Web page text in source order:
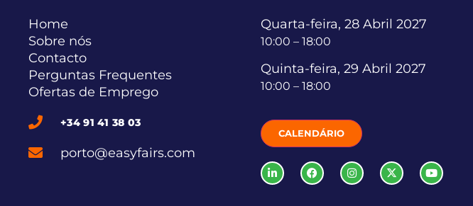
Home
Sobre nós
Contacto
Perguntas Frequentes
Ofertas de Emprego
+34 91 41 38 03
porto@easyfairs.com
Quarta-feira, 28 Abril 2027
10:00 – 18:00
Quinta-feira, 29 Abril 2027
10:00 – 18:00
CALENDÁRIO